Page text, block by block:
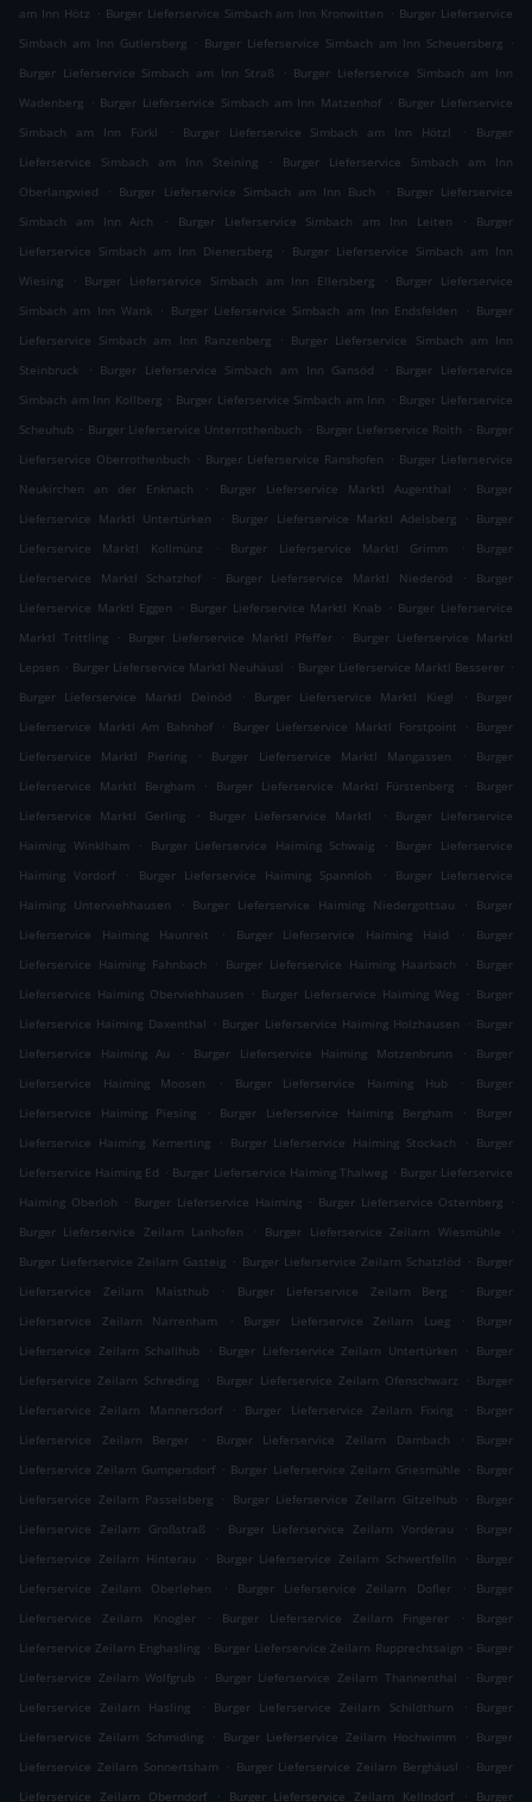
am Inn Hötz . Burger Lieferservice Simbach am Inn Kronwitten . Burger Lieferservice
Simbach am Inn Gutlersberg . Burger Lieferservice Simbach am Inn Scheuersberg .
Burger Lieferservice Simbach am Inn Straß
. Burger Lieferservice Simbach am Inn
Wadenberg . Burger Lieferservice Simbach am Inn Matzenhof . Burger Lieferservice
Simbach am Inn Fürkl
. Burger Lieferservice Simbach am Inn Hötzl .
Burger
Lieferservice Simbach am Inn Steining
.
Burger Lieferservice Simbach am Inn
Oberlangwied
. Burger Lieferservice Simbach am Inn Buch . Burger Lieferservice
Simbach am Inn Aich
. Burger Lieferservice Simbach am Inn Leiten .
Burger
Lieferservice Simbach am Inn Dienersberg
. Burger Lieferservice Simbach am Inn
Wiesing
. Burger Lieferservice Simbach am Inn Ellersberg . Burger Lieferservice
Simbach am Inn Wank . Burger Lieferservice Simbach am Inn Endsfelden . Burger
Lieferservice Simbach am Inn Ranzenberg
. Burger Lieferservice Simbach am Inn
Steinbruck
. Burger Lieferservice Simbach am Inn Gansöd . Burger Lieferservice
Simbach am Inn Kollberg . Burger Lieferservice Simbach am Inn . Burger Lieferservice
Scheuhub . Burger Lieferservice Unterrothenbuch . Burger Lieferservice Roith . Burger
Lieferservice Oberrothenbuch . Burger Lieferservice Ranshofen . Burger Lieferservice
Neukirchen an der Enknach
. Burger Lieferservice Marktl Augenthal .
Burger
Lieferservice Marktl Untertürken
. Burger Lieferservice Marktl Adelsberg . Burger
Lieferservice Marktl Kollmünz
. Burger Lieferservice Marktl Grimm .
Burger
Lieferservice Marktl Schatzhof
. Burger Lieferservice Marktl Niederöd .
Burger
Lieferservice Marktl Eggen
. Burger Lieferservice Marktl Knab . Burger Lieferservice
Marktl Trittling
. Burger Lieferservice Marktl Pfeffer . Burger Lieferservice Marktl
Lepsen . Burger Lieferservice Marktl Neuhäusl . Burger Lieferservice Marktl Besserer .
Burger Lieferservice Marktl Deinöd
. Burger Lieferservice Marktl Kiegl .
Burger
Lieferservice Marktl Am Bahnhof
. Burger Lieferservice Marktl Forstpoint . Burger
Lieferservice Marktl Piering
. Burger Lieferservice Marktl Mangassen .
Burger
Lieferservice Marktl Bergham
. Burger Lieferservice Marktl Fürstenberg .
Burger
Lieferservice Marktl Gerling
. Burger Lieferservice Marktl .
Burger Lieferservice
Haiming Winklham
. Burger Lieferservice Haiming Schwaig . Burger Lieferservice
Haiming Vordorf
. Burger Lieferservice Haiming Spannloh .
Burger Lieferservice
Haiming Unterviehhausen
. Burger Lieferservice Haiming Niedergottsau .
Burger
Lieferservice Haiming Haunreit
. Burger Lieferservice Haiming Haid .
Burger
Lieferservice Haiming Fahnbach
. Burger Lieferservice Haiming Haarbach . Burger
Lieferservice Haiming Oberviehhausen
. Burger Lieferservice Haiming Weg . Burger
Lieferservice Haiming Daxenthal . Burger Lieferservice Haiming Holzhausen . Burger
Lieferservice Haiming Au
. Burger Lieferservice Haiming Motzenbrunn .
Burger
Lieferservice Haiming Moosen
. Burger Lieferservice Haiming Hub .
Burger
Lieferservice Haiming Piesing
. Burger Lieferservice Haiming Bergham .
Burger
Lieferservice Haiming Kemerting
. Burger Lieferservice Haiming Stockach . Burger
Lieferservice Haiming Ed . Burger Lieferservice Haiming Thalweg . Burger Lieferservice
Haiming Oberloh . Burger Lieferservice Haiming . Burger Lieferservice Osternberg .
Burger Lieferservice Zeilarn Lanhofen
. Burger Lieferservice Zeilarn Wiesmühle
.
Burger Lieferservice Zeilarn Gasteig . Burger Lieferservice Zeilarn Schatzlöd . Burger
Lieferservice Zeilarn Maisthub
. Burger Lieferservice Zeilarn Berg .
Burger
Lieferservice Zeilarn Narrenham
. Burger Lieferservice Zeilarn Lueg .
Burger
Lieferservice Zeilarn Schallhub
. Burger Lieferservice Zeilarn Untertürken . Burger
Lieferservice Zeilarn Schreding . Burger Lieferservice Zeilarn Ofenschwarz . Burger
Lieferservice Zeilarn Mannersdorf
. Burger Lieferservice Zeilarn Fixing .
Burger
Lieferservice Zeilarn Berger
. Burger Lieferservice Zeilarn Dambach .
Burger
Lieferservice Zeilarn Gumpersdorf . Burger Lieferservice Zeilarn Griesmühle . Burger
Lieferservice Zeilarn Passelsberg
. Burger Lieferservice Zeilarn Gitzelhub . Burger
Lieferservice Zeilarn Großstraß
. Burger Lieferservice Zeilarn Vorderau .
Burger
Lieferservice Zeilarn Hinterau
. Burger Lieferservice Zeilarn Schwertfelln . Burger
Lieferservice Zeilarn Oberlehen
. Burger Lieferservice Zeilarn Dofler .
Burger
Lieferservice Zeilarn Knogler
. Burger Lieferservice Zeilarn Fingerer .
Burger
Lieferservice Zeilarn Enghasling . Burger Lieferservice Zeilarn Rupprechtsaign . Burger
Lieferservice Zeilarn Wolfgrub
. Burger Lieferservice Zeilarn Thannenthal . Burger
Lieferservice Zeilarn Hasling
. Burger Lieferservice Zeilarn Schildthurn .
Burger
Lieferservice Zeilarn Schmiding
. Burger Lieferservice Zeilarn Hochwimm . Burger
Lieferservice Zeilarn Sonnertsham
. Burger Lieferservice Zeilarn Berghäusl . Burger
Lieferservice Zeilarn Oberndorf
. Burger Lieferservice Zeilarn Kellndorf .
Burger